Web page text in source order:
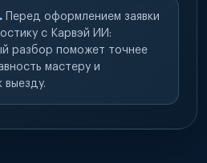
Перед оформлением заявки
с Карвэй ИИ:
разбор поможет точнее
мастеру и
выезду.